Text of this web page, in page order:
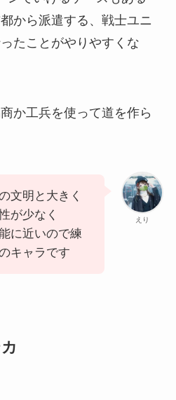
から派遣する、戦士ユニ
たことがやりやすくな
か工兵を使って道を作ら
えり
文明と大きく
が少なく
に近いので練
キャラです